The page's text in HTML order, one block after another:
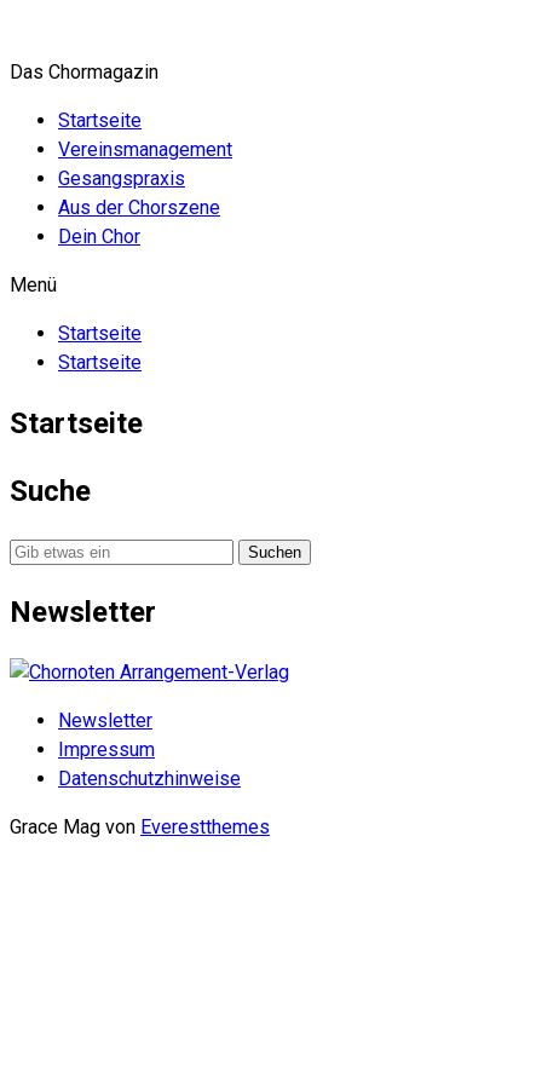
springen
Das Chormagazin
Startseite
Vereinsmanagement
Gesangspraxis
Aus der Chorszene
Dein Chor
Menü
Startseite
Startseite
Startseite
Suche
Suche
Newsletter
Newsletter
Impressum
Datenschutzhinweise
Grace Mag von Everestthemes